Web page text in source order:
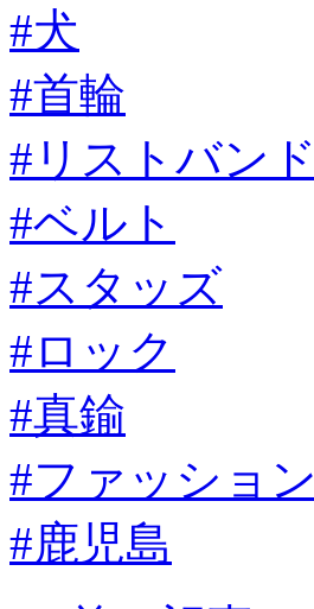
#犬
#首輪
#リストバンド
#ベルト
#スタッズ
#ロック
#真鍮
#ファッション
#鹿児島